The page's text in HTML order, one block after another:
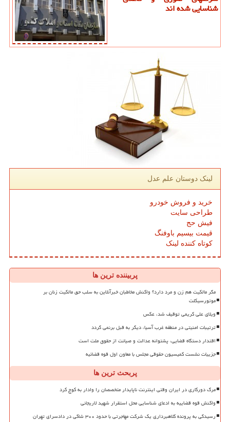
شناسایی شده اند
لینک دوستان علم عدل
خرید و فروش خودرو
طراحی سایت
فیش حج
قیمت بیسیم باوفنگ
کوتاه کننده لینک
پربیننده ترین ها
مگر مالکیت هم زن و مرد دارد؟ واکنش مخاطبان خبرآنلاین به سلب حق مالکیت زنان بر
موتورسیکلت
ویلای علی کریمی توقیف شد، عکس
ترتیبات امنیتی در منطقه غرب آسیا، دیگر به قبل برنمی گردد
اقتدار دستگاه قضایی، پشتوانه عدالت و صیانت از حقوق ملت است
جزییات نشست کمیسیون حقوقی مجلس با معاون اول قوه قضائیه
پربحث ترین ها
مرگ دورکاری در ایران وقتی اینترنت ناپایدار متخصصان را وادار به کوچ کرد
واکنش قوه قضاییه به ادعای شناسایی محل استقرار شهید لاریجانی
رسیدگی به پرونده کلاهبرداری یک شرکت مهاجرتی با حدود ۳۰۰ شاکی در دادسرای تهران